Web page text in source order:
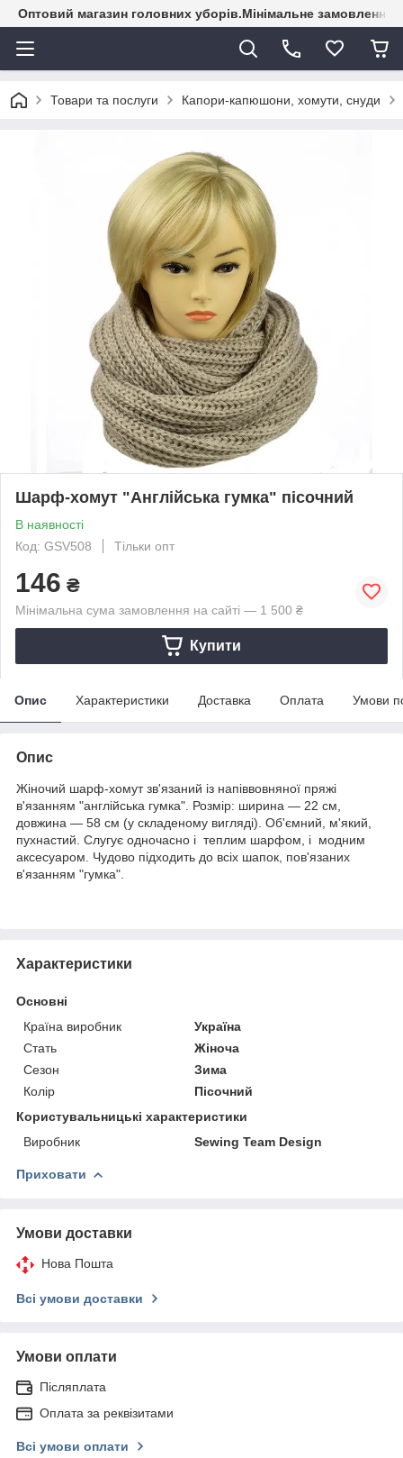
Оптовий магазин головних уборів.Мінімальне замовлення
Товари та послуги Капори-капюшони, хомути, снуди
Шарф-хомут "Англійська гумка" пісочний
В наявності
Код: GSV508
Тільки опт
146 ₴
Мінімальна сума замовлення на сайті — 1 500 ₴
Купити
Опис Характеристики Доставка Оплата Умови
Опис
Жіночий шарф-хомут зв'язаний із напіввовняної пряжі
в'язанням "англійська гумка". Розмір: ширина — 22 см,
довжина — 58 см (у складеному вигляді). Об'ємний, м'який,
пухнастий. Слугує одночасно і теплим шарфом, і модним
аксесуаром. Чудово підходить до всіх шапок, пов'язаних
в'язанням "гумка".
Характеристики
Основні
Країна виробник
Україна
Стать
Жіноча
Сезон
Зима
Колір
Пісочний
Користувальницькі характеристики
Виробник
Sewing Team Design
Приховати
Умови доставки
Нова Пошта
Всі умови доставки
Умови оплати
Післяплата
Оплата за реквізитами
Всі умови оплати